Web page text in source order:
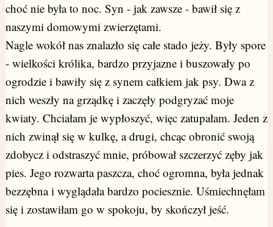
choć nie była to noc. Syn - jak zawsze - bawił się z
naszymi domowymi zwierzętami.
Nagle wokół nas znalazło się całe stado jeży. Były spore
- wielkości królika, bardzo przyjazne i buszowały po
ogrodzie i bawiły się z synem całkiem jak psy. Dwa z
nich weszły na grządkę i zaczęły podgryzać moje
kwiaty. Chciałam je wypłoszyć, więc zatupałam. Jeden z
nich zwinął się w kulkę, a drugi, chcąc obronić swoją
zdobycz i odstraszyć mnie, próbował szczerzyć zęby jak
pies. Jego rozwarta paszcza, choć ogromna, była jednak
bezzębna i wyglądała bardzo pociesznie. Uśmiechnęłam
się i zostawiłam go w spokoju, by skończył jeść.